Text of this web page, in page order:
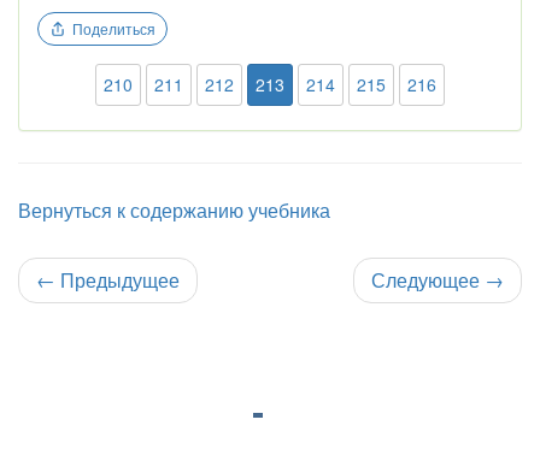
Поделиться
210 211 212 213 214 215 216
Вернуться к содержанию учебника
← Предыдущее Следующее →